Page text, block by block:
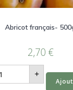
Abricot français-
2,70 €
quantité
de
Abricot
+